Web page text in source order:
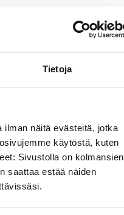
Tietoja
ilman näitä evästeitä, jotka
käytöstä, kuten
Sivustolla on kolmansien
saattaa estää näiden